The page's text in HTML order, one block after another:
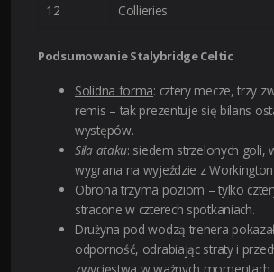
12
Collieries
Podsumowanie Stalybridge Celtic
Solidna forma: cztery mecze, trzy
remis – tak prezentuje się bilans
występów.
Siła ataku: siedem strzelonych goli,
wygrana na wyjeździe z
Obrona trzyma poziom – tylko
stracone w czterech spotkaniach.
Drużyna pod wodzą trenera
odporność, odrabiając straty i